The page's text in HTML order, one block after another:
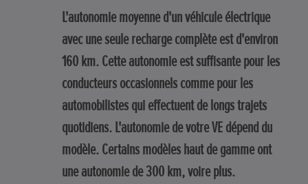
L'autonomie moyenne d'un véhicule électrique
avec une seule recharge complète est d'environ
160 km. Cette autonomie est suffisante pour les
conducteurs occasionnels comme pour les
automobilistes qui effectuent de longs trajets
quotidiens. L'autonomie de votre VE dépend du
modèle. Certains modèles haut de gamme ont
une autonomie de 300 km, voire plus.